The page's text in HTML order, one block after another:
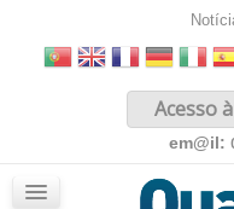
Acesso
em@il: